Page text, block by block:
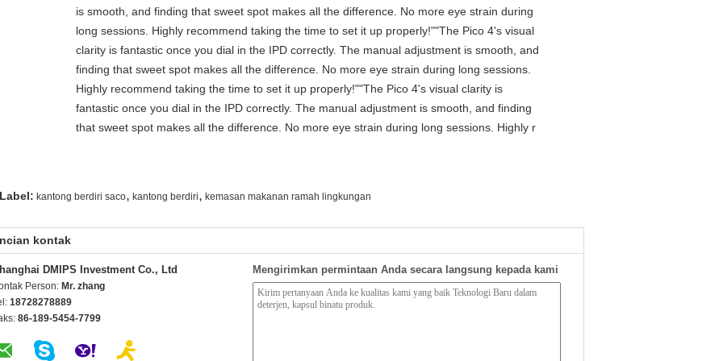
is smooth, and finding that sweet spot makes all the difference. No more eye strain during
long sessions. Highly recommend taking the time to set it up properly!""The Pico 4's visual
clarity is fantastic once you dial in the IPD correctly. The manual adjustment is smooth, and
finding that sweet spot makes all the difference. No more eye strain during long sessions.
Highly recommend taking the time to set it up properly!""The Pico 4's visual clarity is
fantastic once you dial in the IPD correctly. The manual adjustment is smooth, and finding
that sweet spot makes all the difference. No more eye strain during long sessions. Highly r
Label: kantong berdiri saco, kantong berdiri, kemasan makanan ramah lingkungan
kontak
DMIPS Investment Co., Ltd
Person: Mr. zhang
18728278889
86-189-5454-7799
Mengirimkan permintaan Anda secara langsung kepada kami